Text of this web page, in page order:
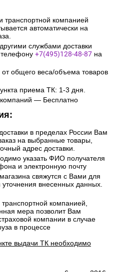
транспортной компанией
автоматически на
службами доставки
+7(495)128-48-87 на
от общего веса/объема товаров
приема ТК: 1-3 дня.
компаний — Бесплатно
в пределах России Вам
на выбранные товары,
адрес доставки.
указать ФИО получателя
и электронную почту
свяжутся с Вами для
уточнения внесенных данных.
компанией,
мера позволит Вам
компании в случае
в процессе
выдачи ТК необходимо